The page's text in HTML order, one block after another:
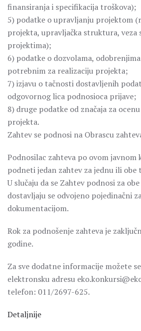
finansiranja i specifikacija troškova);
5) podatke o upravljanju projektom
projekta, upravljačka struktura, veza
projektima);
6) podatke o dozvolama,
potrebnim za realizaciju projekta;
7) izjavu o tačnosti dostavljenih
odgovornog lica podnosioca prijave;
8) druge podatke od značaja za
projekta.
Zahtev se podnosi na Obrascu
Podnosilac zahteva po ovom javnom
podneti jedan zahtev za jednu ili obe
U slučaju da se Zahtev podnosi za
dostavljaju se odvojeno pojedinačni
dokumentacijom.
Rok za podnošenje zahteva je
godine.
Za sve dodatne informacije možete
elektronsku adresu
telefon: 011/2697-625.
Detaljnije